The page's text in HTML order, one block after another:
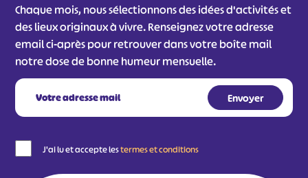
Chaque mois, nous sélectionnons des idées d'activités et
des lieux originaux à vivre. Renseignez votre adresse
email ci-après pour retrouver dans votre boîte mail
notre dose de bonne humeur mensuelle.
J'ai lu et accepte lestermes et conditions